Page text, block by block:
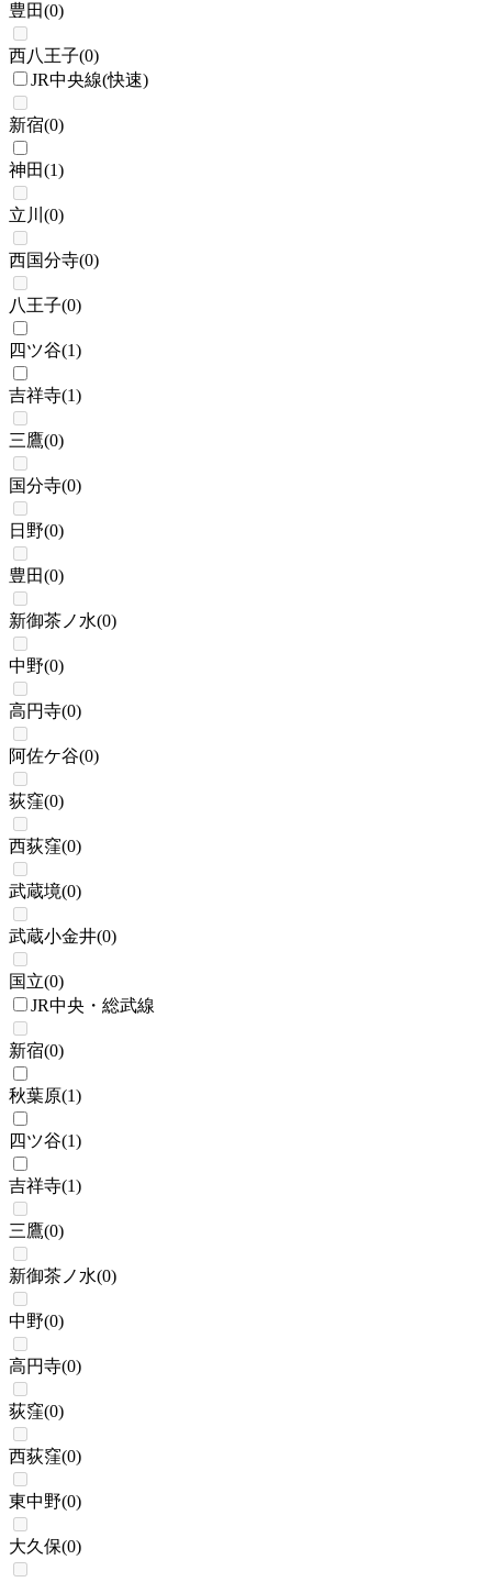
豊田(0)
西八王子(0)
JR中央線(快速)
新宿(0)
神田(1)
立川 (0)
西国分寺(0)
八王子(0)
四ツ谷(1)
吉祥寺(1)
三鷹(0)
国分寺(0)
日野(0)
豊田(0)
新御茶ノ水(0)
中野(0)
高円寺(0)
阿佐ケ谷(0)
荻窪(0)
西荻窪(0)
武蔵境(0)
武蔵小金井(0)
国立(0)
JR中央・総武線
新宿(0)
秋葉原(1)
四ツ谷(1)
吉祥寺(1)
三鷹(0)
新御茶ノ水(0)
中野(0)
高円寺(0)
荻窪(0)
西荻窪(0)
東中野(0)
大久保(0)